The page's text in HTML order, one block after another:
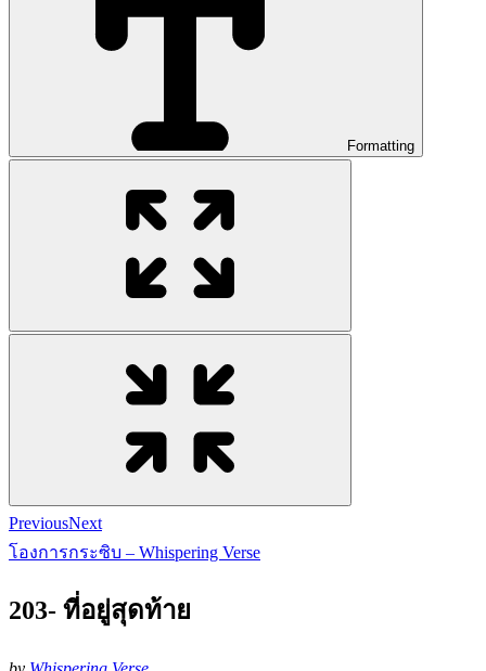
Formatting
PreviousNext
โองการกระซิบ – Whispering Verse
203- ที่อยู่สุดท้าย